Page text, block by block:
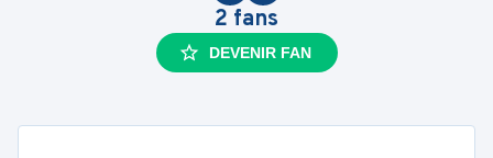
2 fans
DEVENIR FAN